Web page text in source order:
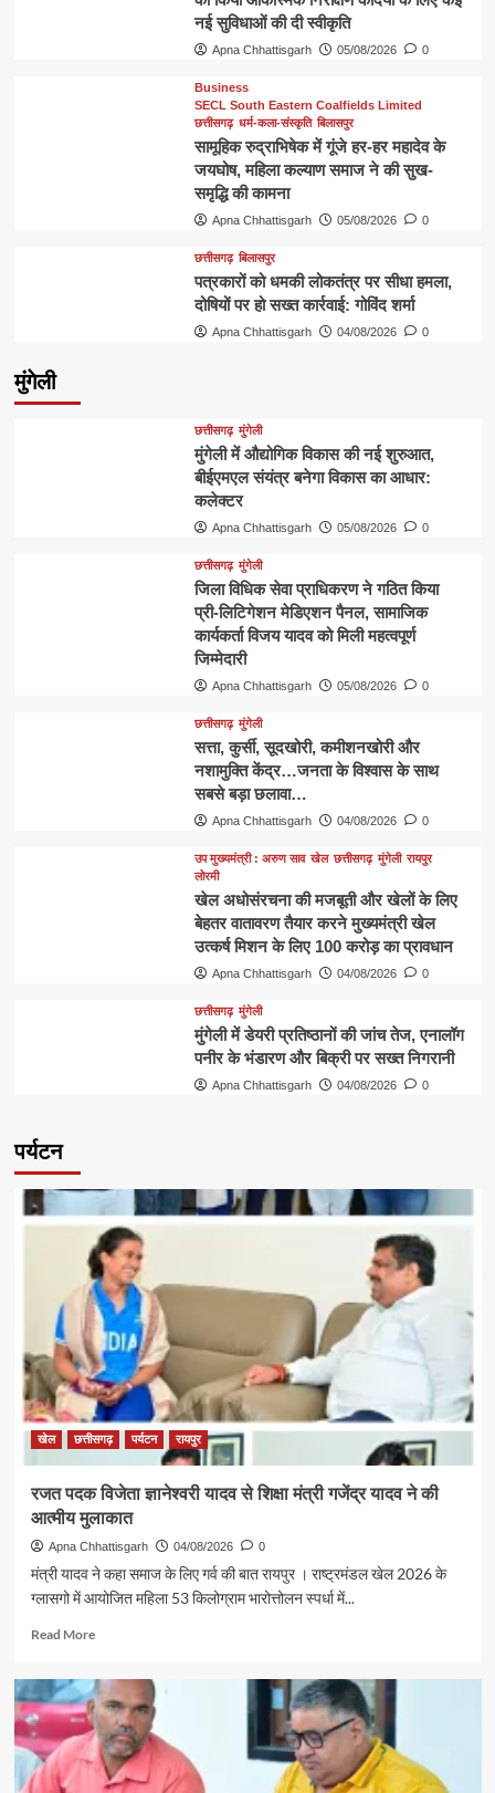
नई सुविधाओं की दी स्वीकृति
Apna Chhattisgarh 05/08/2026 0
Business
SECL South Eastern Coalfields Limited
छत्तीसगढ़ धर्म-कला-संस्कृति बिलासपुर
सामूहिक रुद्राभिषेक में गूंजे हर-हर महादेव के
जयघोष, महिला कल्याण समाज ने की सुख-
समृद्धि की कामना
Apna Chhattisgarh 05/08/2026 0
छत्तीसगढ़ बिलासपुर
पत्रकारों को धमकी लोकतंत्र पर सीधा हमला,
दोषियों पर हो सख्त कार्रवाई: गोविंद शर्मा
Apna Chhattisgarh 04/08/2026 0
मुंगेली
छत्तीसगढ़ मुंगेली
मुंगेली में औद्योगिक विकास की नई शुरुआत,
बीईएमएल संयंत्र बनेगा विकास का आधार:
कलेक्टर
Apna Chhattisgarh 05/08/2026 0
छत्तीसगढ़ मुंगेली
जिला विधिक सेवा प्राधिकरण ने गठित किया
प्री-लिटिगेशन मेडिएशन पैनल, सामाजिक
कार्यकर्ता विजय यादव को मिली महत्वपूर्ण
जिम्मेदारी
Apna Chhattisgarh 05/08/2026 0
छत्तीसगढ़ मुंगेली
​सत्ता, कुर्सी, सूदखोरी, कमीशनखोरी और
नशामुक्ति केंद्र…जनता के विश्वास के साथ
सबसे बड़ा छलावा…
Apna Chhattisgarh 04/08/2026 0
उप मुख्यमंत्री : अरुण साव खेल छत्तीसगढ़ मुंगेली रायपुर
लोरमी
खेल अधोसंरचना की मजबूती और खेलों के लिए
बेहतर वातावरण तैयार करने मुख्यमंत्री खेल
उत्कर्ष मिशन के लिए 100 करोड़ का प्रावधान
Apna Chhattisgarh 04/08/2026 0
छत्तीसगढ़ मुंगेली
मुंगेली में डेयरी प्रतिष्ठानों की जांच तेज, एनालॉग
पनीर के भंडारण और बिक्री पर सख्त निगरानी
Apna Chhattisgarh 04/08/2026 0
पर्यटन
खेल छत्तीसगढ़ पर्यटन रायपुर
रजत पदक विजेता ज्ञानेश्वरी यादव से शिक्षा मंत्री गजेंद्र यादव ने की
आत्मीय मुलाकात
Apna Chhattisgarh 04/08/2026 0
मंत्री यादव ने कहा समाज के लिए गर्व की बात रायपुर । राष्ट्रमंडल खेल 2026 के
ग्लासगो में आयोजित महिला 53 किलोग्राम भारोत्तोलन स्पर्धा में...
Read MoreRead
रजत
पदक
विजेता
ज्ञानेश्वरी
यादव